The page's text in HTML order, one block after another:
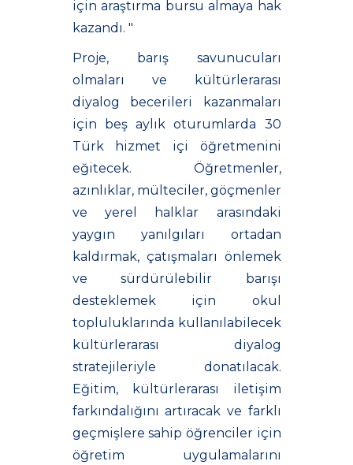
için araştırma bursu almaya hak
kazandı. "
Proje, barış savunucuları
olmaları ve kültürlerarası
diyalog becerileri kazanmaları
için beş aylık oturumlarda 30
Türk hizmet içi öğretmenini
eğitecek. Öğretmenler,
azınlıklar, mülteciler, göçmenler
ve yerel halklar arasındaki
yaygın yanılgıları ortadan
kaldırmak, çatışmaları önlemek
ve sürdürülebilir barışı
desteklemek için okul
topluluklarında kullanılabilecek
kültürlerarası diyalog
stratejileriyle donatılacak.
Eğitim, kültürlerarası iletişim
farkındalığını artıracak ve farklı
geçmişlere sahip öğrenciler için
öğretim uygulamalarını